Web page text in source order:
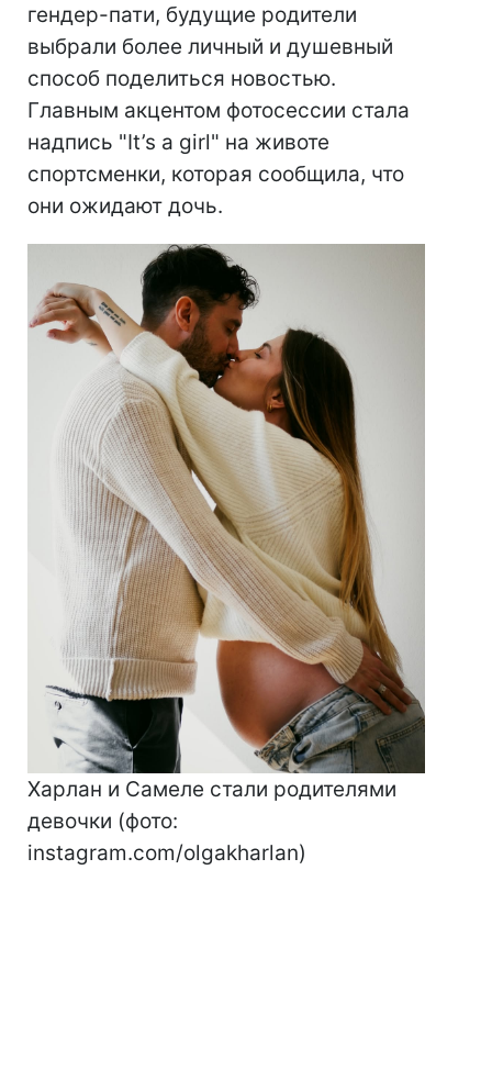
гендер-пати, будущие родители
выбрали более личный и душевный
способ поделиться новостью.
Главным акцентом фотосессии стала
надпись "It’s a girl" на животе
спортсменки, которая сообщила, что
они ожидают дочь.
Харлан и Самеле стали родителями
девочки (фото:
instagram.com/olgakharlan)